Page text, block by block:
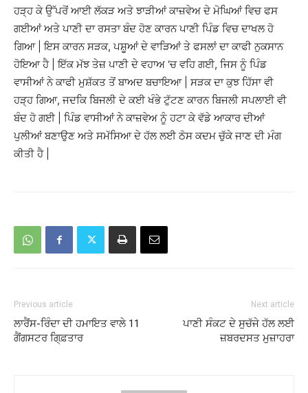
ਹੜ੍ਹ ਕੇ ਉੱਪਰੋਂ ਆਈ ਲੱਕੜ ਅਤੇ ਝਾੜੀਆਂ ਕਾਜ਼ਵੇਅ ਦੇ ਮੋਘਿਆਂ ਵਿਚ ਫਸ
ਗਈਆਂ ਅਤੇ ਪਾਣੀ ਦਾ ਰਸਤਾ ਬੰਦ ਹੋਣ ਕਾਰਨ ਪਾਣੀ ਪਿੰਡ ਵਿਚ ਦਾਖਲ ਹੋ
ਗਿਆ | ਇਸ ਕਾਰਨ ਸੜਕ, ਪਸ਼ੂਆਂ ਦੇ ਵਾੜਿਆਂ ਤੇ ਫਸਲਾਂ ਦਾ ਕਾਫੀ ਨੁਕਸਾਨ
ਹੋਇਆ ਹੈ | ਇੱਕ ਮੱਝ ਤੇਜ਼ ਪਾਣੀ ਦੇ ਵਹਾਅ ‘ਚ ਵਹਿ ਗਈ, ਜਿਸ ਨੂੰ ਪਿੰਡ
ਵਾਸੀਆਂ ਨੇ ਕਾਫੀ ਮੁਸ਼ੱਕਤ ਤੋਂ ਬਾਅਦ ਬਚਾਇਆ | ਸੜਕ ਦਾ ਕੁਝ ਹਿੱਸਾ ਵੀ
ਹੜ੍ਹ ਗਿਆ, ਜਦਕਿ ਬਿਜਲੀ ਦੇ ਕਈ ਖੰਭੇ ਟੁੱਟਣ ਕਾਰਨ ਬਿਜਲੀ ਸਪਲਾਈ ਵੀ
ਬੰਦ ਹੋ ਗਈ | ਪਿੰਡ ਵਾਸੀਆਂ ਨੇ ਕਾਜ਼ਵੇਅ ਨੂੰ ਹਟਾ ਕੇ ਵੱਡੇ ਆਕਾਰ ਦੀਆਂ
ਪੁਲੀਆਂ ਬਣਾਉਣ ਅਤੇ ਸਮੱਸਿਆ ਦੇ ਹੱਲ ਲਈ ਠੋਸ ਕਦਮ ਚੁੱਕੇ ਜਾਣ ਦੀ ਮੰਗ
ਕੀਤੀ ਹੈ |
Previous article
ਲਾਰੈਂਸ-ਰਿੰਦਾ ਦੀ ਹਮਾਇਤ ਵਾਲੇ 11
ਗੈਂਗਸਟਰ ਗਿ੍ਫ਼ਤਾਰ
Next article
ਪਾਣੀ ਸੰਕਟ ਦੇ ਸੁਚੱਜੇ ਹੱਲ ਲਈ
ਜ਼ਬਰਦਸਤ ਮੁਜ਼ਾਹਰਾ